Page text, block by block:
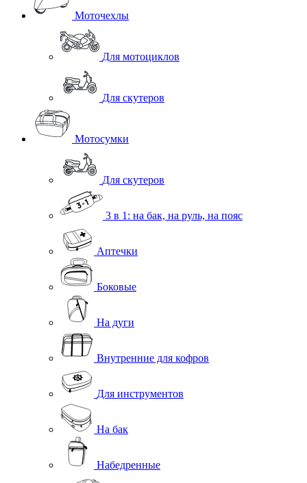
Моточехлы
Для мотоциклов
Для скутеров
Мотосумки
Для скутеров
3 в 1: на бак, на руль, на пояс
Аптечки
Боковые
На дуги
Внутренние для кофров
Для инструментов
На бак
Набедренные